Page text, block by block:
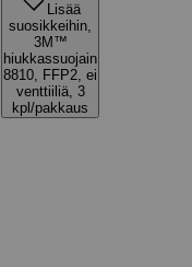
Lisää
suosikkeihin,
3M™
hiukkassuojain
8810, FFP2, ei
venttiiliä, 3
kpl/pakkaus